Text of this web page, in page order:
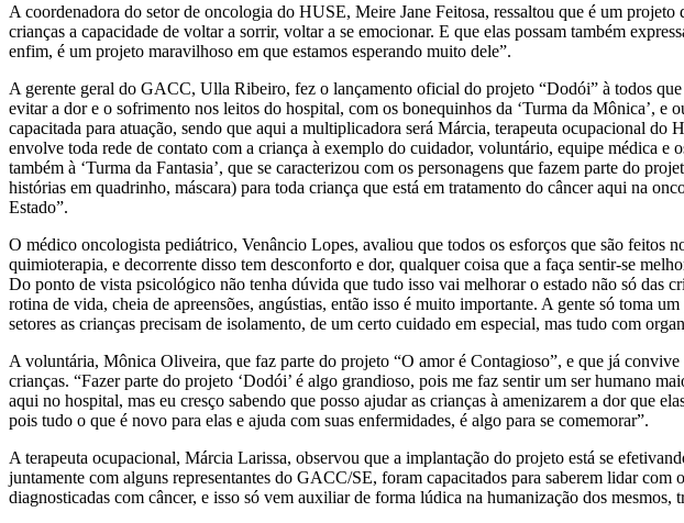
A coordenadora do setor de oncologia do HUSE, Meire Jane Feitosa, ressaltou que é um
crianças a capacidade de voltar a sorrir, voltar a se emocionar. E que elas possam também
enfim, é um projeto maravilhoso em que estamos esperando muito dele”.
A gerente geral do GACC, Ulla Ribeiro, fez o lançamento oficial do projeto “Dodói” à todos
evitar a dor e o sofrimento nos leitos do hospital, com os bonequinhos da ‘Turma da Mônica’,
capacitada para atuação, sendo que aqui a multiplicadora será Márcia, terapeuta ocupacional
envolve toda rede de contato com a criança à exemplo do cuidador, voluntário, equipe médica
também à ‘Turma da Fantasia’, que se caracterizou com os personagens que fazem parte do
histórias em quadrinho, máscara) para toda criança que está em tratamento do câncer aqui na
Estado”.
O médico oncologista pediátrico, Venâncio Lopes, avaliou que todos os esforços que são
quimioterapia, e decorrente disso tem desconforto e dor, qualquer coisa que a faça sentir-se
Do ponto de vista psicológico não tenha dúvida que tudo isso vai melhorar o estado não só das
rotina de vida, cheia de apreensões, angústias, então isso é muito importante. A gente só toma
setores as crianças precisam de isolamento, de um certo cuidado em especial, mas tudo com
A voluntária, Mônica Oliveira, que faz parte do projeto “O amor é Contagioso”, e que já
crianças. “Fazer parte do projeto ‘Dodói’ é algo grandioso, pois me faz sentir um ser humano
aqui no hospital, mas eu cresço sabendo que posso ajudar as crianças à amenizarem a dor que
pois tudo o que é novo para elas e ajuda com suas enfermidades, é algo para se comemorar”.
A terapeuta ocupacional, Márcia Larissa, observou que a implantação do projeto está se
juntamente com alguns representantes do GACC/SE, foram capacitados para saberem lidar
diagnosticadas com câncer, e isso só vem auxiliar de forma lúdica na humanização dos mesmos,